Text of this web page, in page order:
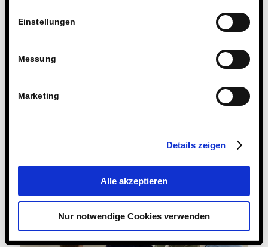
Einstellungen
Messung
Marketing
Details zeigen
Alle akzeptieren
Nur notwendige Cookies verwenden